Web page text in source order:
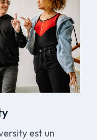
est un